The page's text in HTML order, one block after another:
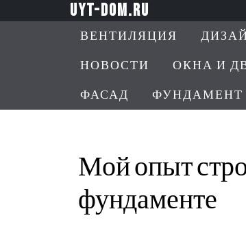
к
uyt-dom.ru
ВЕНТИЛЯЦИЯ
НОВОСТИ ОКНА И
ФАСАД ФУНДАМЕНТ
Мой опыт
фундаменте